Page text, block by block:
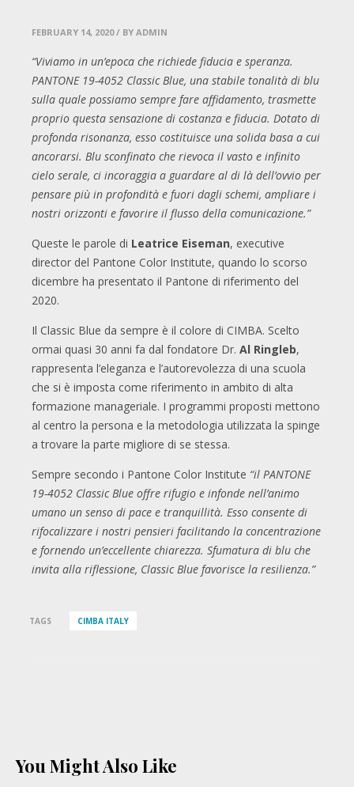
FEBRUARY 14, 2020 / BY ADMIN
“Viviamo in un’epoca che richiede fiducia e speranza.
PANTONE 19-4052 Classic Blue, una stabile tonalità di blu
sulla quale possiamo sempre fare affidamento, trasmette
proprio questa sensazione di costanza e fiducia. Dotato di
profonda risonanza, esso costituisce una solida basa a cui
ancorarsi. Blu sconfinato che rievoca il vasto e infinito
cielo serale, ci incoraggia a guardare al di là dell’ovvio per
pensare più in profondità e fuori dagli schemi, ampliare i
nostri orizzonti e favorire il flusso della comunicazione.”
Queste le parole di Leatrice Eiseman, executive
director del Pantone Color Institute, quando lo scorso
dicembre ha presentato il Pantone di riferimento del
2020.
Il Classic Blue da sempre è il colore di CIMBA. Scelto
ormai quasi 30 anni fa dal fondatore Dr. Al Ringleb,
rappresenta l’eleganza e l’autorevolezza di una scuola
che si è imposta come riferimento in ambito di alta
formazione manageriale. I programmi proposti mettono
al centro la persona e la metodologia utilizzata la spinge
a trovare la parte migliore di se stessa.
Sempre secondo i Pantone Color Institute “il PANTONE
19-4052 Classic Blue offre rifugio e infonde nell’animo
umano un senso di pace e tranquillità. Esso consente di
rifocalizzare i nostri pensieri facilitando la concentrazione
e fornendo un’eccellente chiarezza. Sfumatura di blu che
invita alla riflessione, Classic Blue favorisce la resilienza.”
TAGS CIMBA ITALY
You Might Also Like